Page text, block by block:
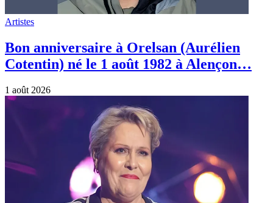
Artistes
Bon anniversaire à Orelsan (Aurélien
Cotentin) né le 1 août 1982 à Alençon…
1 août 2026